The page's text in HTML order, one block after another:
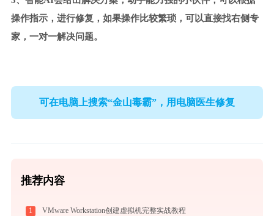
操作指示，进行修复，如果操作比较繁琐，可以直接找右侧专
家，一对一解决问题。
可在电脑上搜索“金山毒霸”，用电脑医生修复
推荐内容
1 VMware Workstation创建虚拟机完整实战教程